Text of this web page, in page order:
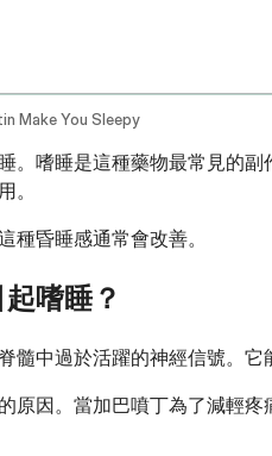
Make You Sleepy
。嗜睡是這種藥物最常見的
。
種昏睡感通常會改善。
嗜睡？
髓中過於活躍的神經信號。
原因。當加巴噴丁為了減輕